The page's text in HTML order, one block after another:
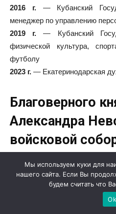
2016 г.— Кубанский
менеджер по управлению
2019 г. — Кубанский
физической культура,
футболу
2023 г. — Екатеринодарская
Благоверного
Александра
войсковой
Мы используем куки для
нашего сайта. Если Вы
будем считать что
Ok